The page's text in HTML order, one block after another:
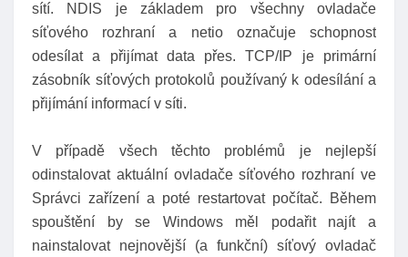
sítí. NDIS je základem pro všechny ovladače
síťového rozhraní a netio označuje schopnost
odesílat a přijímat data přes. TCP/IP je primární
zásobník síťových protokolů používaný k odesílání a
přijímání informací v síti.
V případě všech těchto problémů je nejlepší
odinstalovat aktuální ovladače síťového rozhraní ve
Správci zařízení a poté restartovat počítač. Během
spouštění by se Windows měl podařit najít a
nainstalovat nejnovější (a funkční) síťový ovladač